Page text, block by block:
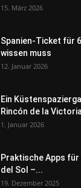
15. März 2026
Spanien-Ticket für
wissen muss
12. Januar 2026
Ein
Rincón de la Victoria
1. Januar 2026
Praktische Apps
del Sol –...
19. Dezember 2025